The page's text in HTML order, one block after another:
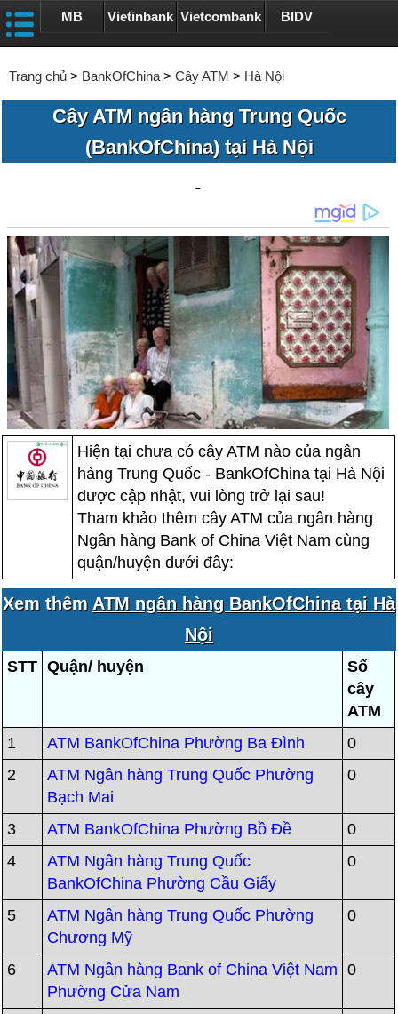
MB Vietinbank Vietcombank BIDV
Trang chủ > BankOfChina > Cây ATM > Hà Nội
Cây ATM ngân hàng Trung Quốc
(BankOfChina) tại Hà Nội
Hiện tại chưa có cây ATM nào của ngân
hàng Trung Quốc - BankOfChina tại Hà Nội
được cập nhật, vui lòng trở lại sau!
Tham khảo thêm cây ATM của ngân hàng
Ngân hàng Bank of China Việt Nam cùng
quận/huyện dưới đây:
Xem thêm ATM ngân hàng BankOfChina tại Hà
Nội
STT Quận/ huyện
Số
cây
ATM
1
ATM BankOfChina Phường Ba Đình
0
2
ATM Ngân hàng Trung Quốc Phường
Bạch Mai
0
3 ATM BankOfChina Phường Bồ Đề
0
4
ATM Ngân hàng Trung Quốc
BankOfChina Phường Cầu Giấy
0
5
ATM Ngân hàng Trung Quốc Phường
Chương Mỹ
0
6
ATM Ngân hàng Bank of China Việt Nam
Phường Cửa Nam
0